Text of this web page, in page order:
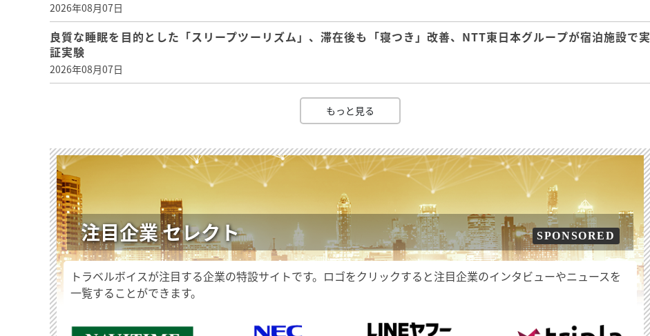
2026年08月07日
良質な睡眠を目的とした「スリープツーリズム」、滞在後も「寝つき」改善、NTT東日本グループが宿泊施設で実
証実験
2026年08月07日
もっと見る
注目企業 セレクト SPONSORED
トラベルボイスが注目する企業の特設サイトです。ロゴをクリックすると注目企業のインタビューやニュースを
一覧することができます。